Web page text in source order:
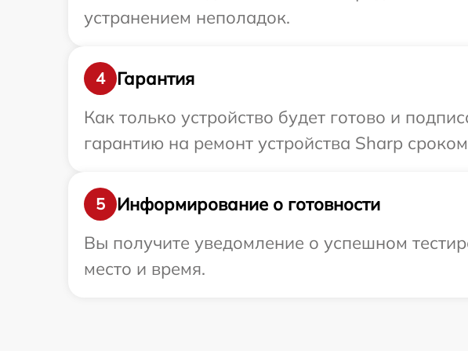
устранением неполадок.
4
Гарантия
Как только устройство будет готово и
гарантию на ремонт устройства Sharp
5
Информирование о готовности
Вы получите уведомление о успешном
место и время.